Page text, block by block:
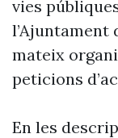
vies
l’Ajuntament
mateix
peticions
En les